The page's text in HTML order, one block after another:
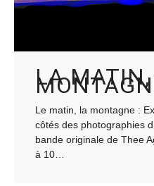
LA
Le matin, la montagne :
côtés des photographies
bande originale de Thee
à 10…